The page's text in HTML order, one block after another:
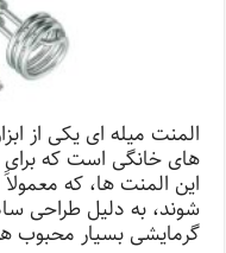
المنت میله ای یکی از
های خانگی است که برای
این المنت ها، که
شوند، به دلیل طراحی
گرمایشی بسیار محبوب